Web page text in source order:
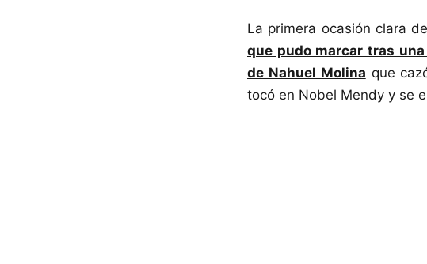
La primera ocasión clara
que pudo marcar tras
de Nahuel Molina que
tocó en Nobel Mendy y se